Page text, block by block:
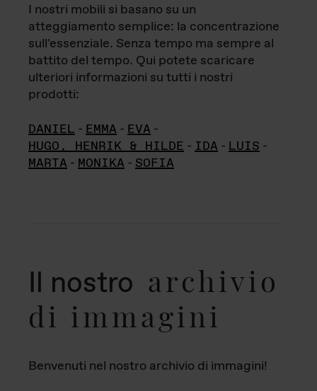
I nostri mobili si basano su un
atteggiamento semplice: la concentrazione
sull'essenziale. Senza tempo ma sempre al
battito del tempo. Qui potete scaricare
ulteriori informazioni su tutti i nostri
prodotti:
DANIEL - EMMA - EVA -
HUGO, HENRIK & HILDE - IDA - LUIS -
MARTA - MONIKA - SOFIA
Il nostro archivio
di immagini
Benvenuti nel nostro archivio di immagini!